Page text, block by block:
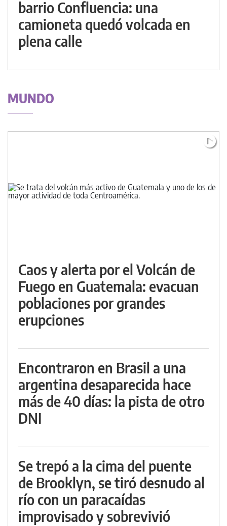
barrio Confluencia: una
camioneta quedó volcada en
plena calle
MUNDO
Caos y alerta por el Volcán de
Fuego en Guatemala: evacuan
poblaciones por grandes
erupciones
Encontraron en Brasil a una
argentina desaparecida hace
más de 40 días: la pista de otro
DNI
Se trepó a la cima del puente
de Brooklyn, se tiró desnudo al
río con un paracaídas
improvisado y sobrevivió